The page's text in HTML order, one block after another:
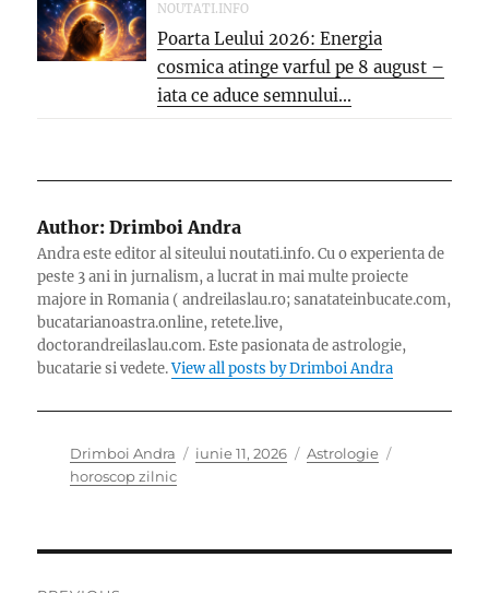
NOUTATI.INFO
Poarta Leului 2026: Energia
cosmica atinge varful pe 8 august –
iata ce aduce semnului...
Author: Drimboi Andra
Andra este editor al siteului noutati.info. Cu o experienta de
peste 3 ani in jurnalism, a lucrat in mai multe proiecte
majore in Romania ( andreilaslau.ro; sanatateinbucate.com,
bucatarianoastra.online, retete.live,
doctorandreilaslau.com. Este pasionata de astrologie,
bucatarie si vedete.View all posts by Drimboi Andra
Author
Drimboi Andra
Posted
iunie 11, 2026 Categories
Astrologie
horoscop zilnic